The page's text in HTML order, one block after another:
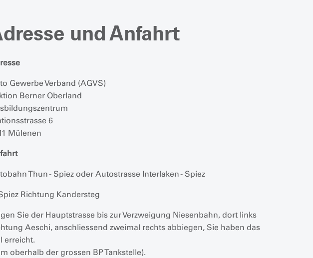
und Anfahrt
Gewerbe Verband (AGVS)
Berner Oberland
6
Mülenen
Thun - Spiez oder Autostrasse Interlaken - Spiez
Richtung Kandersteg
Sie der Hauptstrasse bis zur Verzweigung Niesenbahn, dort links
Aeschi, anschliessend zweimal rechts abbiegen, Sie haben das
erreicht.
oberhalb der grossen BP Tankstelle).